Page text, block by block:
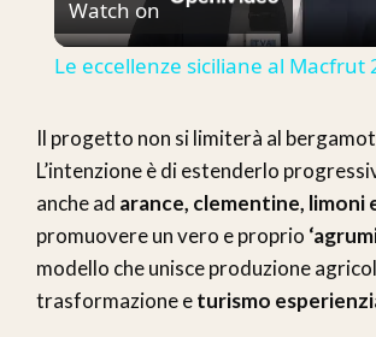
Video
Watch on
Le eccellenze siciliane al Macfrut
Il progetto non si limiterà al
L’intenzione è di estenderlo
anche ad arance, clementine, limoni
promuovere un vero e proprio
modello che unisce produzione
trasformazione eturismo